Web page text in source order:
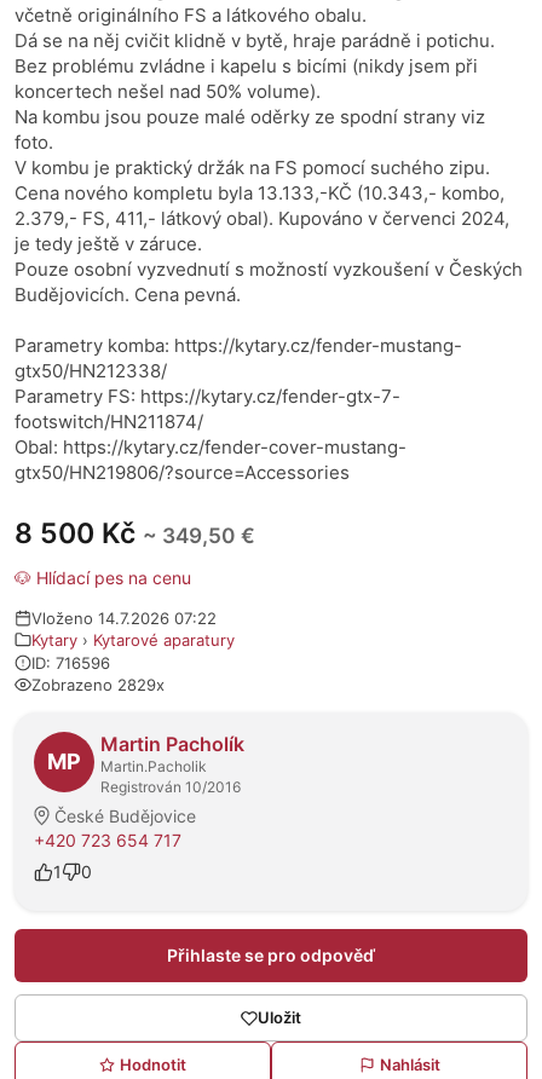
8 500 Kč ~ 349,50 €
🐶 Hlídací pes na cenu
Vloženo 14.7.2026 07:22
Kytary › Kytarové aparatury
ID: 716596
Zobrazeno 2829x
O prodejci
MP
Martin Pacholík
Martin.Pacholik
Registrován 10/2016
České Budějovice
+420 723 654 717
1
0
Přihlaste se pro odpověď
Uložit
Hodnotit Nahlásit
včetně originálního FS a látkového obalu.
Dá se na něj cvičit klidně v bytě, hraje parádně i potichu.
Bez problému zvládne i kapelu s bicími (nikdy jsem při
koncertech nešel nad 50% volume).
Na kombu jsou pouze malé oděrky ze spodní strany viz
foto.
V kombu je praktický držák na FS pomocí suchého zipu.
Cena nového kompletu byla 13.133,-KČ (10.343,- kombo,
2.379,- FS, 411,- látkový obal). Kupováno v červenci 2024,
je tedy ještě v záruce.
Pouze osobní vyzvednutí s možností vyzkoušení v Českých
Budějovicích. Cena pevná.
Parametry komba: https://kytary.cz/fender-mustang-
gtx50/HN212338/
Parametry FS: https://kytary.cz/fender-gtx-7-
footswitch/HN211874/
Obal: https://kytary.cz/fender-cover-mustang-
gtx50/HN219806/?source=Accessories